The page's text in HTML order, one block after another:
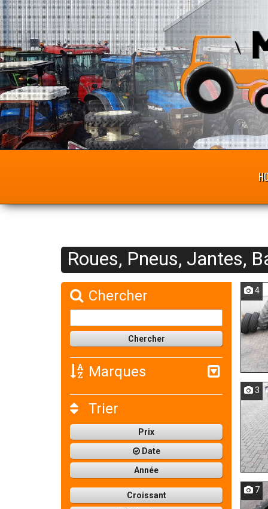
Roues, Pneus, Jantes,
Chercher
Marques
Trier
Prix
Date
Année
Croissant
4
3
7